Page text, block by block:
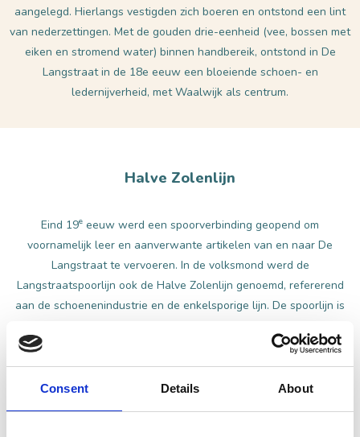
Consent Details About
aangelegd. Hierlangs vestig­den zich boeren en ontstond een lint
van nederzettingen. Met de gouden drie-een­heid (vee, bossen met
eiken en stromend water) binnen handbereik, ontstond in De
Langstraat in de 18e eeuw een bloeiende schoen- en
ledernijverheid, met Waalwijk als centrum.
Halve Zolenlijn
Eind 19e eeuw werd een spoorverbinding geopend om
voornamelijk leer en aanverwante artikelen van en naar De
Langstraat te vervoeren. In de volksmond werd de
Langstraatspoorlijn ook de Halve Zolenlijn genoemd, refererend
aan de schoenenindustrie en de enkelsporige lijn. De spoorlijn is
fietspad, met langs de route diverse spoorhuisjes, spoorbruggen,
kunstwerken, rustpunten en informatieborden.